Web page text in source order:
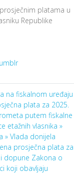
platama u
Republike
na fiskalnom uređaju
plata za 2025.
putem fiskalne
etažnih vlasnika »
» Vlada donijela
prosječna plata za
dopune Zakona o
koji obavljaju